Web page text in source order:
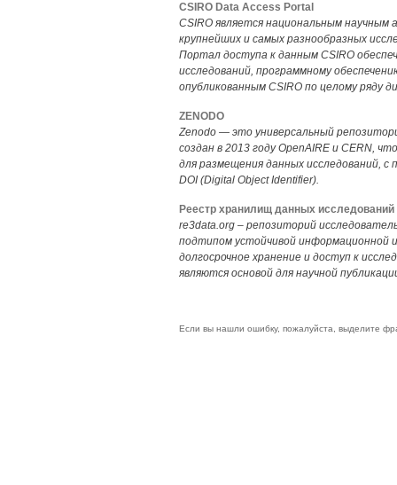
CSIRO Data Access Portal
CSIRO является национальным
крупнейших и самых разнообразных
Портал доступа к данным CSIRO
исследований, программному
опубликованным CSIRO по целому ряду
ZENODO
Zenodo — это универсальный
создан в 2013 году OpenAIRE и CERN,
для размещения данных исследований,
DOI (Digital Object Identifier).
Реестр хранилищ данных исследований
re3data.org – репозиторий
подтипом устойчивой информационной
долгосрочное хранение и доступ к
являются основой для научной
Если вы нашли ошибку, пожалуйста, выделите